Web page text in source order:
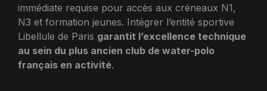
immédiate requise pour accès aux créneaux N1,
N3 et formation jeunes. Intégrer l’entité sportive
Libellule de Paris garantit l’excellence technique
au sein du plus ancien club de water-polo
français en activité.